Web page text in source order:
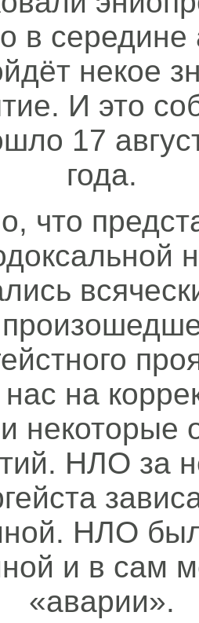
в середине
некое
И это
17
года.
что
на
некоторые
НЛО за
НЛО
и в сам
«аварии».